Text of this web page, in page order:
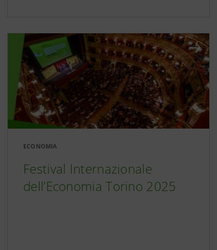
ECONOMIA
Festival Internazionale
dell’Economia Torino 2025